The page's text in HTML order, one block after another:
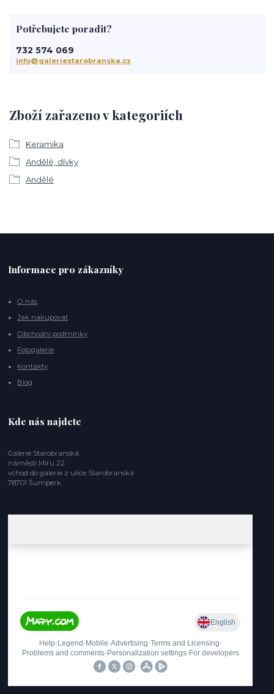
Zboží zařazeno v kategoriích
Keramika
Andělé, dívky
Andělé
Potřebujete poradit?
732 574 069
info@galeriestarobranska.cz
Informace pro zákazníky
O nás
Jak nakupovat
Obchodní podmínky
Fotogalerie
Kontakty
Blog
Kde nás najdete
Galerie Starobranská
náměstí Míru 22
vchod do galerie z ulice Starobranská
78701 Šumperk